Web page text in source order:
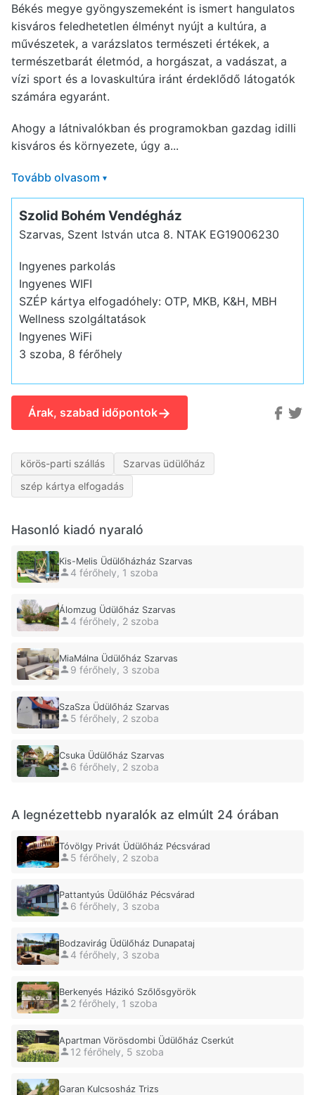
Békés megye gyöngyszemeként is ismert hangulatos
kisváros feledhetetlen élményt nyújt a kultúra, a
művészetek, a varázslatos természeti értékek, a
természetbarát életmód, a horgászat, a vadászat, a
vízi sport és a lovaskultúra iránt érdeklődő látogatók
számára egyaránt.
Ahogy a látnivalókban és programokban gazdag idilli
kisváros és környezete, úgy a...
Tovább olvasom ▾
Szolid Bohém Vendégház
Szarvas, Szent István utca 8. NTAK EG19006230
Ingyenes parkolás
Ingyenes WIFI
SZÉP kártya elfogadóhely: OTP, MKB, K&H, MBH
Wellness szolgáltatások
Ingyenes WiFi
3 szoba, 8 férőhely
Árak, szabad időpontok→
körös-parti szállás
Szarvas üdülőház
szép kártya elfogadás
Hasonló kiadó nyaraló
Kis-Melis Üdülőházház Szarvas
4 férőhely, 1 szoba
Álomzug Üdülőház Szarvas
4 férőhely, 2 szoba
MiaMálna Üdülőház Szarvas
9 férőhely, 3 szoba
SzaSza Üdülőház Szarvas
5 férőhely, 2 szoba
Csuka Üdülőház Szarvas
6 férőhely, 2 szoba
A legnézettebb nyaralók az elmúlt 24 órában
Tóvölgy Privát Üdülőház Pécsvárad
5 férőhely, 2 szoba
Pattantyús Üdülőház Pécsvárad
6 férőhely, 3 szoba
Bodzavirág Üdülőház Dunapataj
4 férőhely, 3 szoba
Berkenyés Házikó Szőlősgyörök
2 férőhely, 1 szoba
Apartman Vörösdombi Üdülőház Cserkút
12 férőhely, 5 szoba
Garan Kulcsosház Trizs